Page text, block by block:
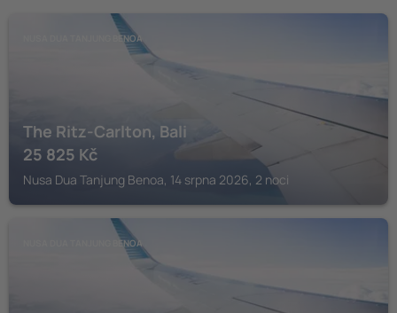
NUSA DUA TANJUNG BENOA
The Ritz-Carlton, Bali
25 825 Kč
Nusa Dua Tanjung Benoa, 14 srpna 2026, 2 noci
NUSA DUA TANJUNG BENOA